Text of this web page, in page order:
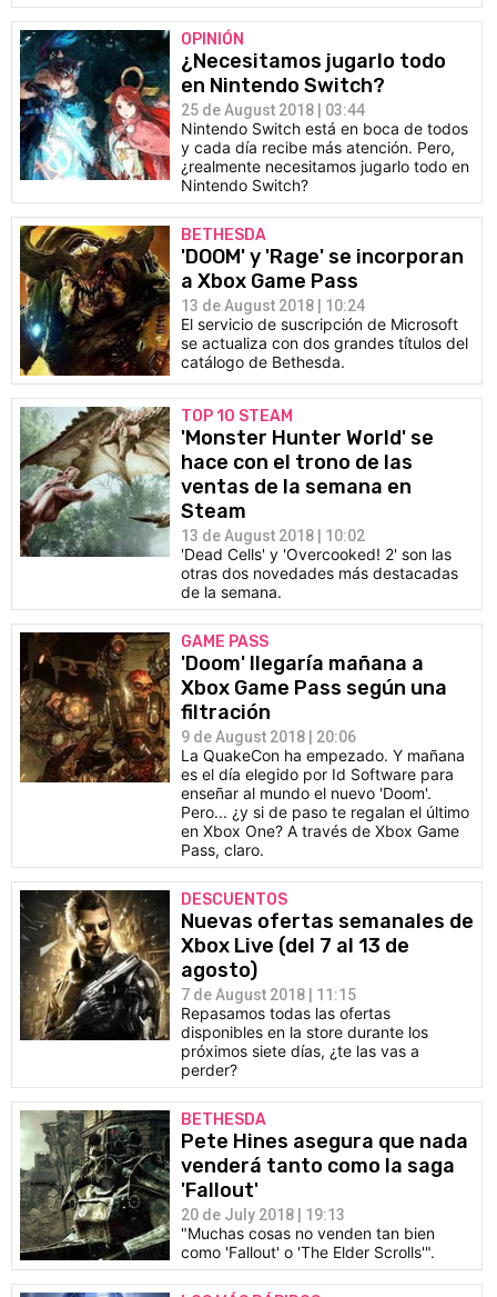
OPINIÓN
¿Necesitamos jugarlo todo
en Nintendo Switch?
25 de August 2018 | 03:44
Nintendo Switch está en boca de todos
y cada día recibe más atención. Pero,
¿realmente necesitamos jugarlo todo en
Nintendo Switch?
BETHESDA
'DOOM' y 'Rage' se incorporan
a Xbox Game Pass
13 de August 2018 | 10:24
El servicio de suscripción de Microsoft
se actualiza con dos grandes títulos del
catálogo de Bethesda.
TOP 10 STEAM
'Monster Hunter World' se
hace con el trono de las
ventas de la semana en
Steam
13 de August 2018 | 10:02
'Dead Cells' y 'Overcooked! 2' son las
otras dos novedades más destacadas
de la semana.
GAME PASS
'Doom' llegaría mañana a
Xbox Game Pass según una
filtración
9 de August 2018 | 20:06
La QuakeCon ha empezado. Y mañana
es el día elegido por Id Software para
enseñar al mundo el nuevo 'Doom'.
Pero... ¿y si de paso te regalan el último
en Xbox One? A través de Xbox Game
Pass, claro.
DESCUENTOS
Nuevas ofertas semanales de
Xbox Live (del 7 al 13 de
agosto)
7 de August 2018 | 11:15
Repasamos todas las ofertas
disponibles en la store durante los
próximos siete días, ¿te las vas a
perder?
BETHESDA
Pete Hines asegura que nada
venderá tanto como la saga
'Fallout'
20 de July 2018 | 19:13
"Muchas cosas no venden tan bien
como 'Fallout' o 'The Elder Scrolls'".